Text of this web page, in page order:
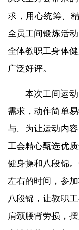
求，用心统筹、
全员工间锻炼活
全体教职工身体
广泛好评。
本次工间运
需求，动作简单
与。为让运动内
工会精心甄选优
健身操和八段锦
左右的时间，参
八段锦，让教职
肩颈腰背劳损，